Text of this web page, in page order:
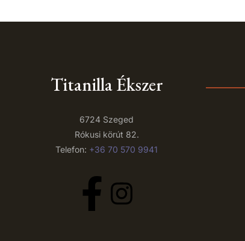
Titanilla Ékszer
6724 Szeged
Rókusi körút 82.
Telefon: +36 70 570 9941